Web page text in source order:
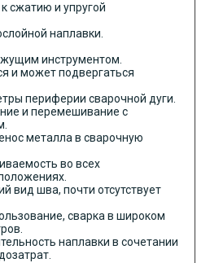
сжатию и упругой
наплавки.
инструментом.
и может подвергаться
периферии сварочной дуги.
и перемешивание с
металла в сварочную
во всех
вид шва, почти отсутствует
сварка в широком
наплавки в сочетании